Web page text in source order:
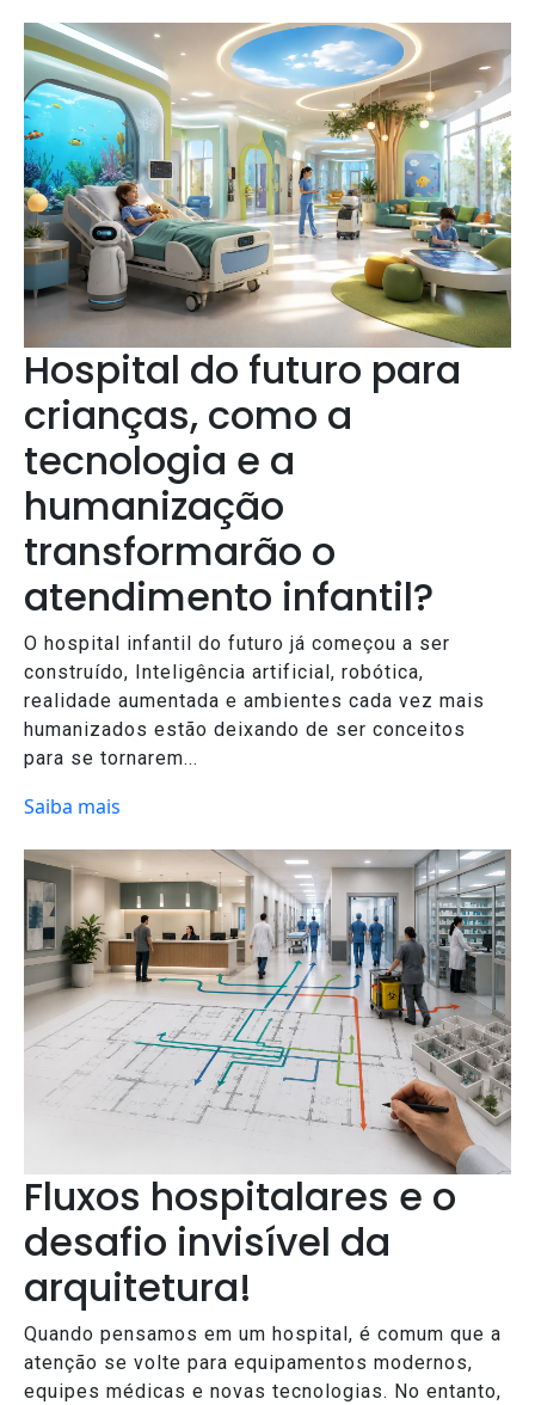
Hospital do futuro para
crianças, como a
tecnologia e a
humanização
transformarão o
atendimento infantil?
O hospital infantil do futuro já começou a ser
construído, Inteligência artificial, robótica,
realidade aumentada e ambientes cada vez mais
humanizados estão deixando de ser conceitos
para se tornarem...
Saiba mais
Fluxos hospitalares e o
desafio invisível da
arquitetura!
Quando pensamos em um hospital, é comum que a
atenção se volte para equipamentos modernos,
equipes médicas e novas tecnologias. No entanto,